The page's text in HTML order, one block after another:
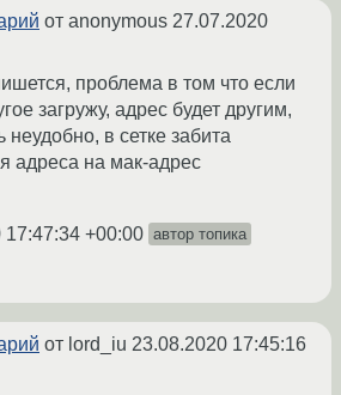
от anonymous 27.07.2020
проблема в том что если
загружу, адрес будет другим,
неудобно, в сетке забита
адреса на мак-адрес
17:47:34 +00:00 автор топика
от lord_iu 23.08.2020 17:45:16